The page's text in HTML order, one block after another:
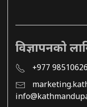
विज्ञापनको
+977